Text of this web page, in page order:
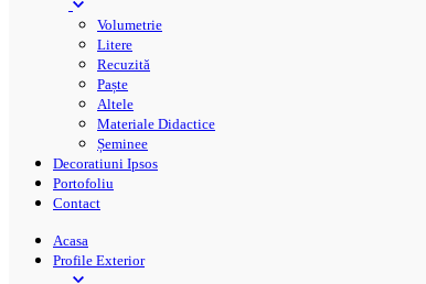
Volumetrie
Litere
Recuzită
Paște
Altele
Materiale Didactice
Șeminee
Decoratiuni Ipsos
Portofoliu
Contact
Acasa
Profile Exterior